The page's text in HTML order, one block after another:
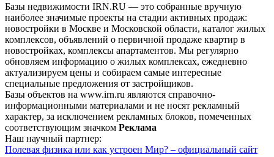
Базы недвижимости IRN.RU — это собранные вручную
наиболее значимые проекты на стадии активных продаж:
новостройки в Москве и Московской области, каталог жилых
комплексов, объявлений о первичной продаже квартир в
новостройках, комплексы апартаментов. Мы регулярно
обновляем информацию о жилых комплексах, ежедневно
актуализируем цены и собираем самые интересные
специальные предложения от застройщиков.
Базы объектов на www.irn.ru являются справочно-
информационными материалами и не носят рекламный
характер, за исключением рекламных блоков, помеченных
соответствующим значком Реклама
Наш научный партнер:
Полевая физика или как устроен Мир? – официальный сайт